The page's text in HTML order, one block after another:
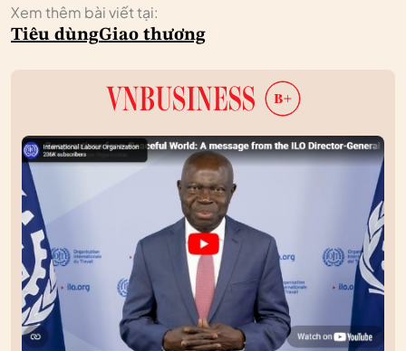
Xem thêm bài viết tại:
Tiêu dùngGiao thương